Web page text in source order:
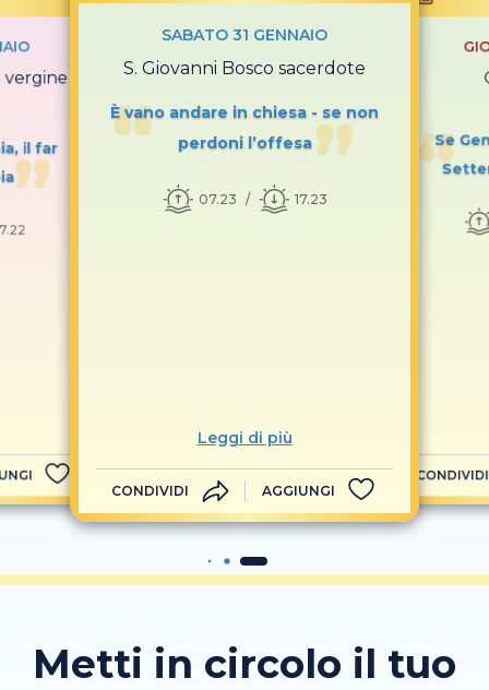
vergine
il far
SABATO 31 GENNAIO
S. Giovanni Bosco sacerdote
È vano andare in chiesa - se non
perdoni l’offesa
07.23 17.23
Leggi di più
CONDIVIDI AGGIUNGI
Se
CONDIVIDI
Metti in circolo il tuo